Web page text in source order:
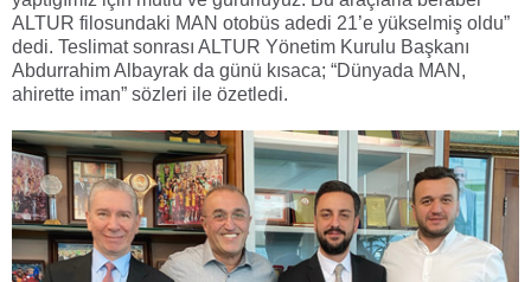
ALTUR filosundaki MAN otobüs adedi 21’e yükselmiş oldu”
dedi. Teslimat sonrası ALTUR Yönetim Kurulu Başkanı
Abdurrahim Albayrak da günü kısaca; “Dünyada MAN,
ahirette iman” sözleri ile özetledi.